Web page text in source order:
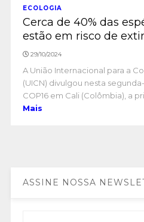
ECOLOGIA
Cerca de 40% das
estão em risco de
29/10/2024
A União Internacional para a
(UICN) divulgou nesta
COP16 em Cali (Colômbia), a
Mais
ASSINE NOSSA